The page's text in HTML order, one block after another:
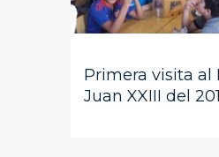
Primera visita al
Juan XXIII del